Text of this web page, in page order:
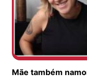
Mãe também